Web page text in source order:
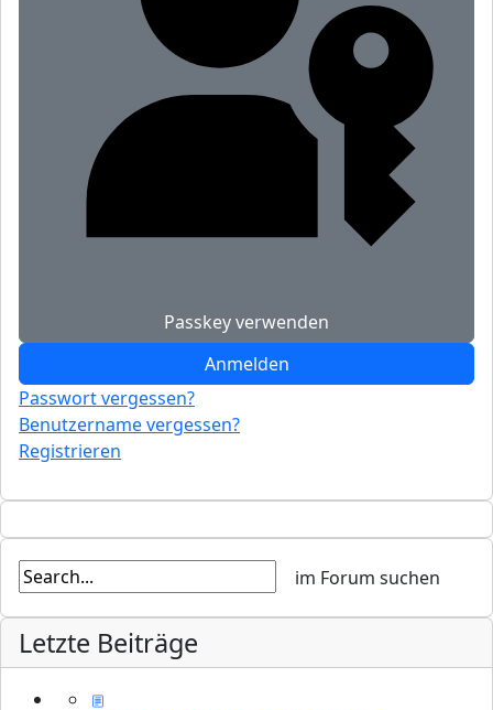
Passkey verwenden
Anmelden
Passwort vergessen?
Benutzername vergessen?
Registrieren
Letzte Beiträge